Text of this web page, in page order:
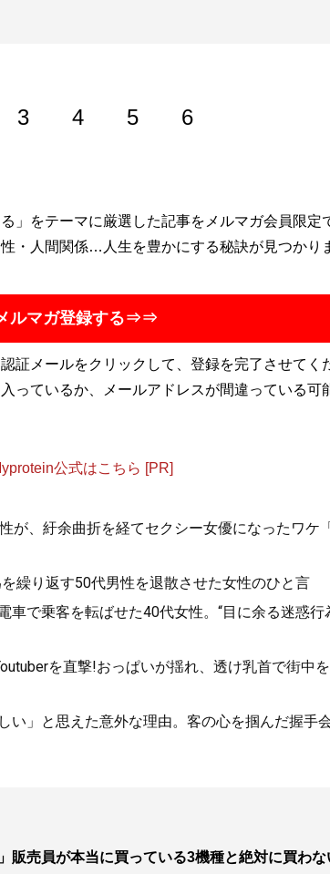
3 4 5 6
リーライター。『そのフェラーリください!!』
の謎 』『高速道路の謎』などの著作で道路交通
」をテーマに厳選した記事をメルマガ会員限定
・人間関係…人生を豊かにする秘訣が見つかり
ルマガ登録する⇒⇒
メールをクリックして、登録を完了させてく
っているか、メールアドレスが間違っている可
公式はこちら [PR]
が、紆余曲折を経てセクシー女優になったワケ
繰り返す50代男性を退散させた女性のひと言
で乗客を転ばせた40代女性。“目に余る迷惑行
を直撃!おっぱいが揺れ、透け乳首で街中
」と思えた意外な理由。客の心を掴んだ握手
販売員が本当に買っている3機種と絶対に買わな